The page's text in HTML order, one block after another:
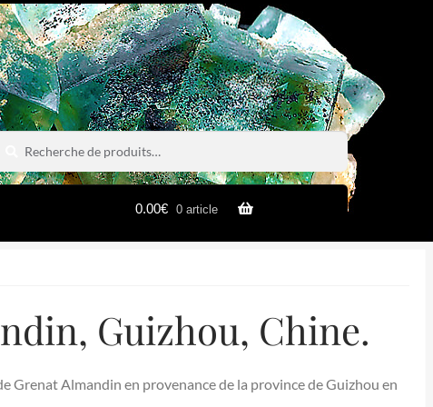
:
0.00€ 0 article
Guizhou, Chine.
Grenat Almandin en provenance de la province de Guizhou en